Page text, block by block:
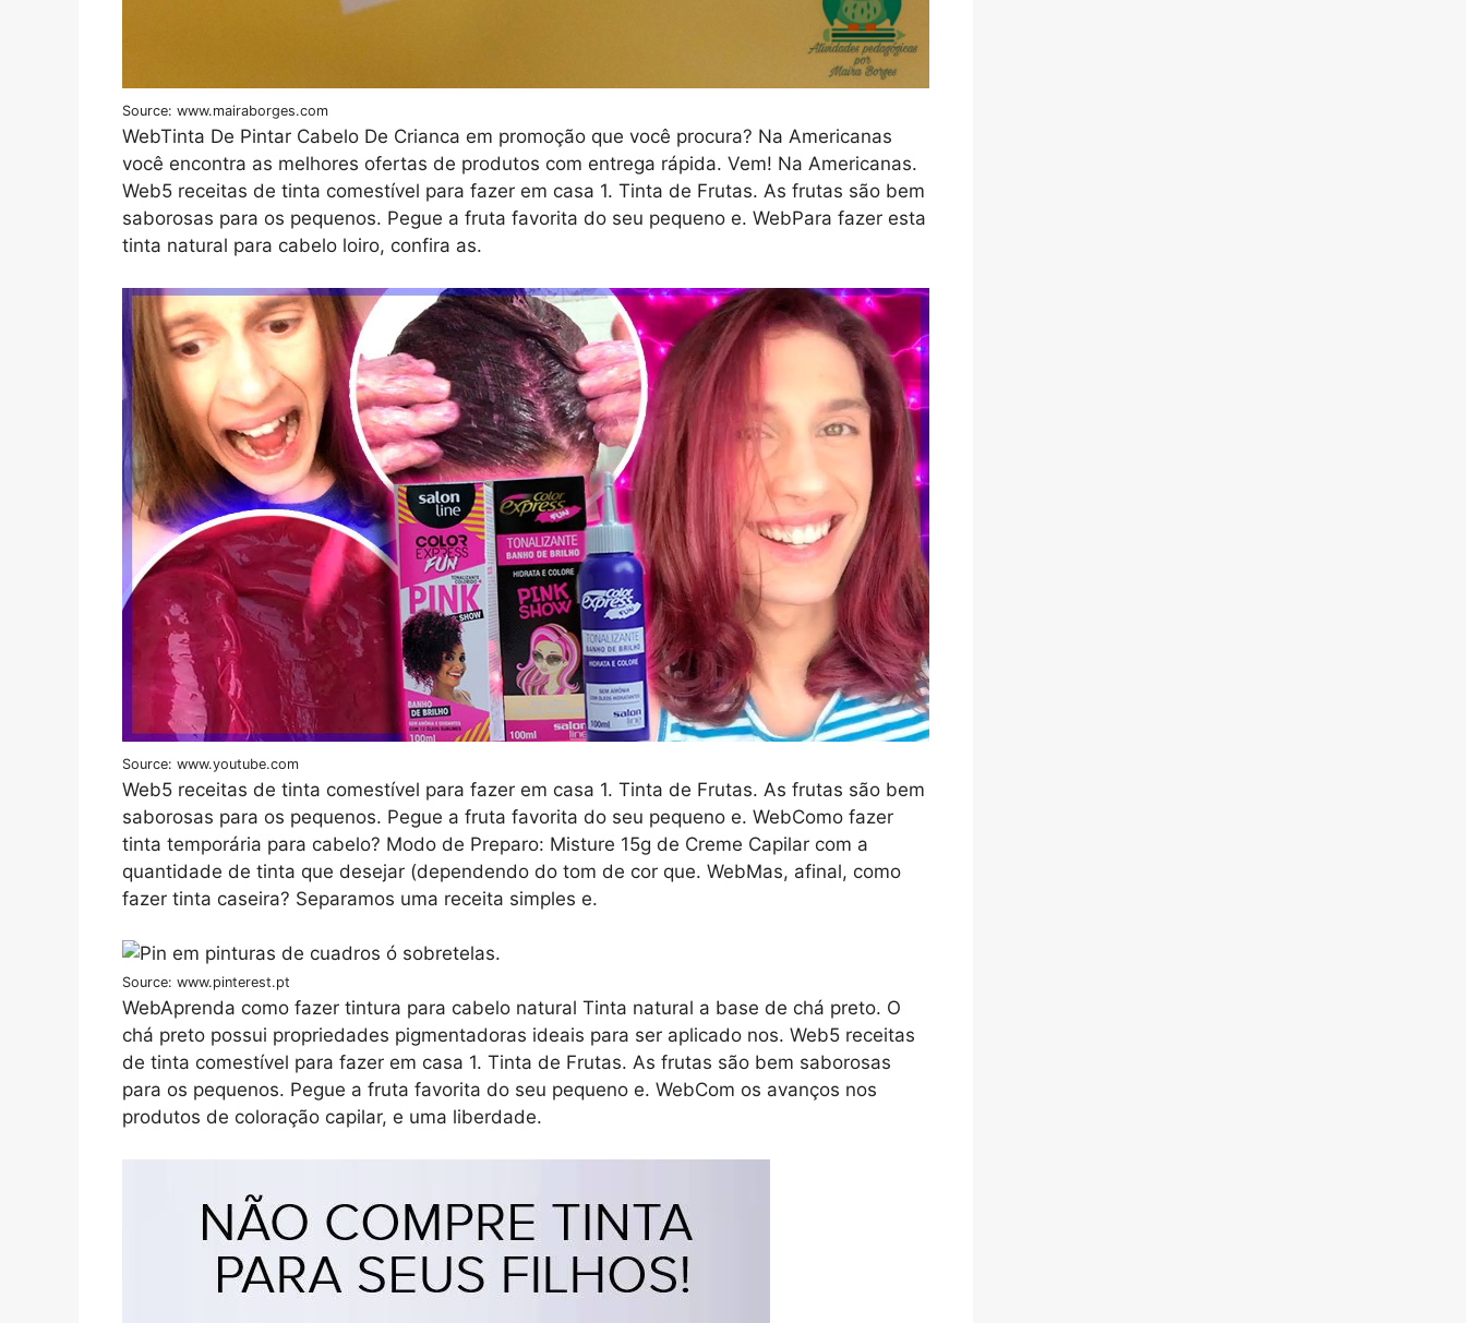
Source: www.mairaborges.com
WebTinta De Pintar Cabelo De Crianca em promoção que você procura? Na Americanas
você encontra as melhores ofertas de produtos com entrega rápida. Vem! Na Americanas.
Web5 receitas de tinta comestível para fazer em casa 1. Tinta de Frutas. As frutas são bem
saborosas para os pequenos. Pegue a fruta favorita do seu pequeno e. WebPara fazer esta
tinta natural para cabelo loiro, confira as.
Source: www.youtube.com
Web5 receitas de tinta comestível para fazer em casa 1. Tinta de Frutas. As frutas são bem
saborosas para os pequenos. Pegue a fruta favorita do seu pequeno e. WebComo fazer
tinta temporária para cabelo? Modo de Preparo: Misture 15g de Creme Capilar com a
quantidade de tinta que desejar (dependendo do tom de cor que. WebMas, afinal, como
fazer tinta caseira? Separamos uma receita simples e.
Source: www.pinterest.pt
WebAprenda como fazer tintura para cabelo natural Tinta natural a base de chá preto. O
chá preto possui propriedades pigmentadoras ideais para ser aplicado nos. Web5 receitas
de tinta comestível para fazer em casa 1. Tinta de Frutas. As frutas são bem saborosas
para os pequenos. Pegue a fruta favorita do seu pequeno e. WebCom os avanços nos
produtos de coloração capilar, e uma liberdade.